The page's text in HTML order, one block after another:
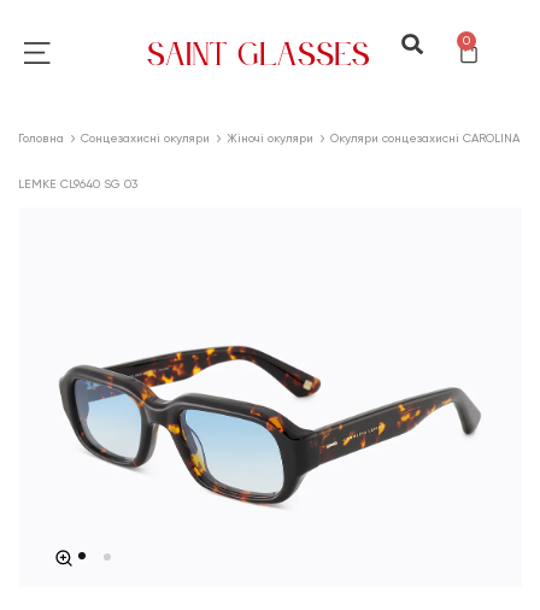
0
Головна Сонцезахисні окуляри Жіночі окуляри Окуляри сонцезахисні CAROLINA
LEMKE CL9640 SG 03